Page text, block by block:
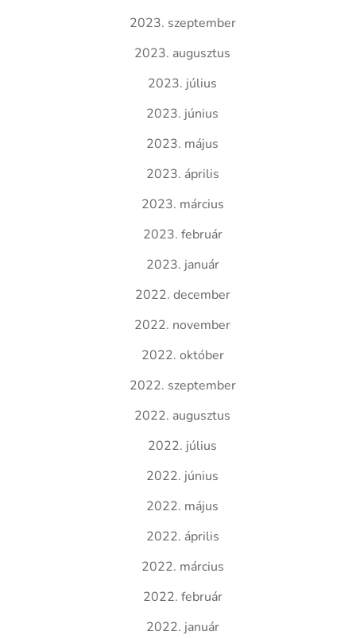
2023. szeptember
2023. augusztus
2023. július
2023. június
2023. május
2023. április
2023. március
2023. február
2023. január
2022. december
2022. november
2022. október
2022. szeptember
2022. augusztus
2022. július
2022. június
2022. május
2022. április
2022. március
2022. február
2022. január